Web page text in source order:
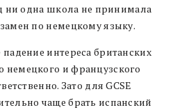
ни одна школа не принимала
по немецкому языку.
интереса британских
и французского
Зато для GCSE
чаще брать испанский